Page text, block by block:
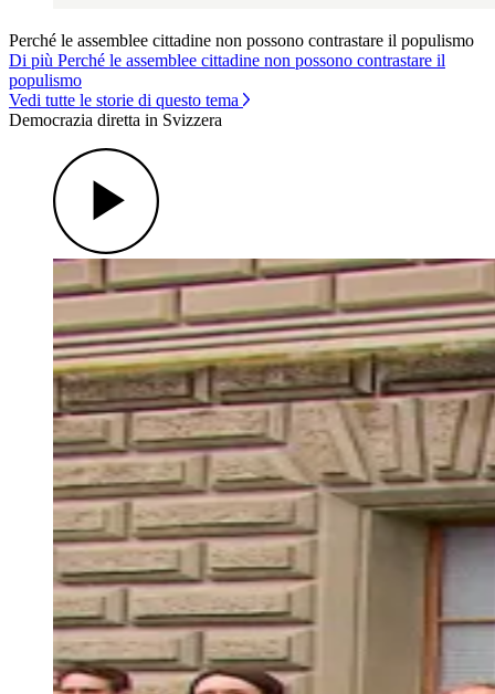
Perché le assemblee cittadine non possono contrastare il populismo
Di più Perché le assemblee cittadine non possono contrastare il
populismo
Vedi tutte le storie di questo tema
Democrazia diretta in Svizzera